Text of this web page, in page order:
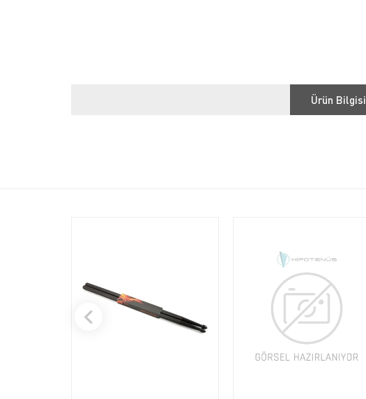
Ürün Bilgisi